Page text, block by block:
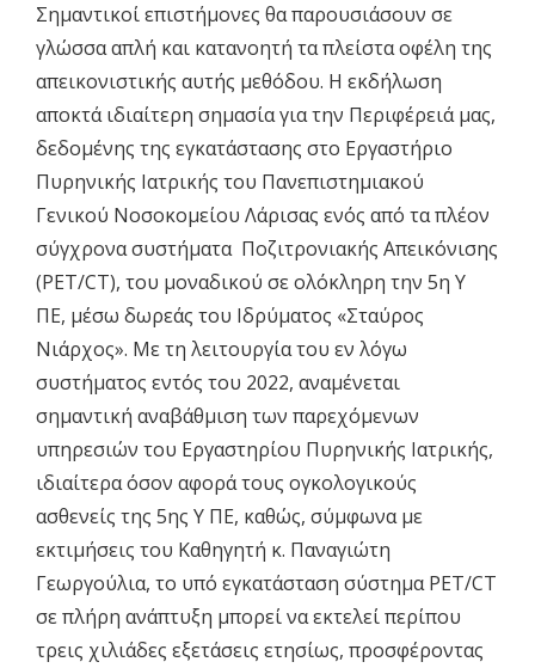
Σημαντικοί επιστήμονες θα παρουσιάσουν σε
γλώσσα απλή και κατανοητή τα πλείστα οφέλη της
απεικονιστικής αυτής μεθόδου. Η εκδήλωση
αποκτά ιδιαίτερη σημασία για την Περιφέρειά μας,
δεδομένης της εγκατάστασης στο Εργαστήριο
Πυρηνικής Ιατρικής του Πανεπιστημιακού
Γενικού Νοσοκομείου Λάρισας ενός από τα πλέον
σύγχρονα συστήματα Ποζιτρονιακής Απεικόνισης
(PET/CT), του μοναδικού σε ολόκληρη την 5η Υ
ΠΕ, μέσω δωρεάς του Ιδρύματος «Σταύρος
Νιάρχος». Με τη λειτουργία του εν λόγω
συστήματος εντός του 2022, αναμένεται
σημαντική αναβάθμιση των παρεχόμενων
υπηρεσιών του Εργαστηρίου Πυρηνικής Ιατρικής,
ιδιαίτερα όσον αφορά τους ογκολογικούς
ασθενείς της 5ης Υ ΠΕ, καθώς, σύμφωνα με
εκτιμήσεις του Καθηγητή κ. Παναγιώτη
Γεωργούλια, το υπό εγκατάσταση σύστημα PET/CT
σε πλήρη ανάπτυξη μπορεί να εκτελεί περίπου
τρεις χιλιάδες εξετάσεις ετησίως, προσφέροντας